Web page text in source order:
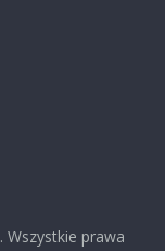
. Wszystkie prawa